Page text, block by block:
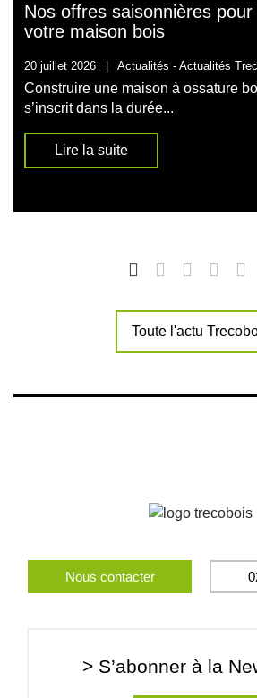
Nos offres saisonnières
votre maison bois
20 juillet 2026 Actualités - Actualités
Construire une maison à ossature
s’inscrit dans la durée...
Lire la suite
Toute l'actu
Nous contacter
> S’abonner à la